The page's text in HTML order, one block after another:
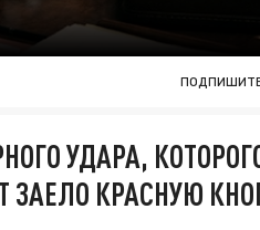
УДАРА,
ЗАЕЛО КРАСНУЮ